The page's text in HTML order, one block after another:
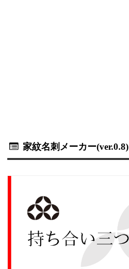
家紋名刺メーカー(ver.0.8)